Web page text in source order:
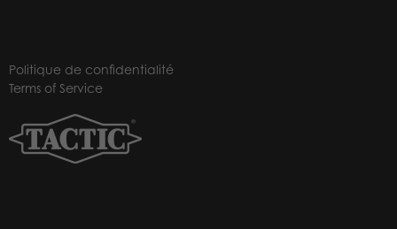
Politique de confidentialité
Terms of Service